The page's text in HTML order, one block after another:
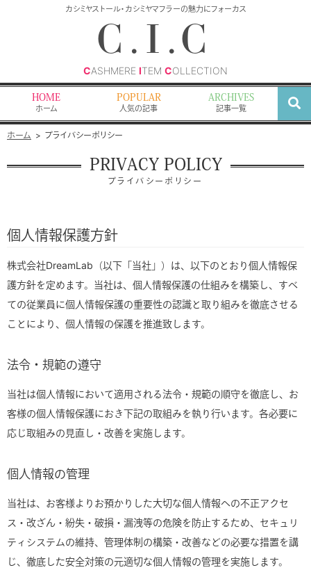
カシミヤストール・カシミヤマフラーの魅力にフォーカス
C.I.C
CASHMERE ITEM COLLECTION
HOME
ホーム
POPULAR
人気の記事
ARCHIVES
記事一覧
索
ホーム プライバシーポリシー
PRIVACY POLICY
プライバシーポリシー
個人情報保護方針
株式会社DreamLab（以下「当社」）は、以下のとおり個人情報保
護方針を定めます。当社は、個人情報保護の仕組みを構築し、すべ
ての従業員に個人情報保護の重要性の認識と取り組みを徹底させる
ことにより、個人情報の保護を推進致します。
法令・規範の遵守
当社は個人情報において適用される法令・規範の順守を徹底し、お
客様の個人情報保護におき下記の取組みを執り行います。各必要に
応じ取組みの見直し・改善を実施します。
個人情報の管理
当社は、お客様よりお預かりした大切な個人情報への不正アクセ
ス・改ざん・紛失・破損・漏洩等の危険を防止するため、セキュリ
ティシステムの維持、管理体制の構築・改善などの必要な措置を講
じ、徹底した安全対策の元適切な個人情報の管理を実施します。